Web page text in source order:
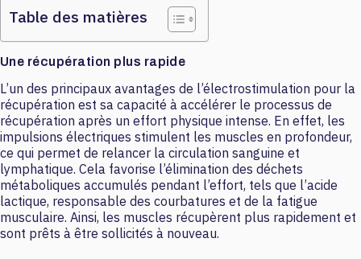
Table des matières
Une récupération plus rapide
L’un des principaux avantages de l’électrostimulation pour la
récupération est sa capacité à accélérer le processus de
récupération après un effort physique intense. En effet, les
impulsions électriques stimulent les muscles en profondeur,
ce qui permet de relancer la circulation sanguine et
lymphatique. Cela favorise l’élimination des déchets
métaboliques accumulés pendant l’effort, tels que l’acide
lactique, responsable des courbatures et de la fatigue
musculaire. Ainsi, les muscles récupèrent plus rapidement et
sont prêts à être sollicités à nouveau.